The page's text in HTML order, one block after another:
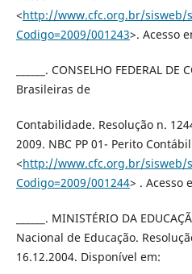
<http://www.cfc.org.br/sisweb/
Codigo=2009/001243>. Acesso
______. CONSELHO FEDERAL
Brasileiras de
Contabilidade. Resolução n.
2009. NBC PP 01- Perito
<http://www.cfc.org.br/sisweb/
Codigo=2009/001244> . Acesso
______. MINISTÉRIO DA
Nacional de Educação.
16.12.2004. Disponível em: